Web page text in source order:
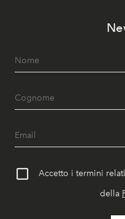
Accetto i termini
della